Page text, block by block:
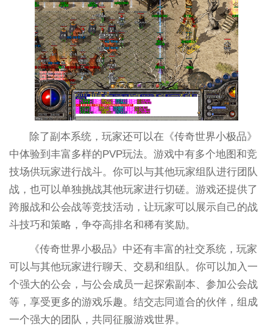
除了副本系统，玩家还可以在《传奇世界小极品》
中体验到丰富多样的PVP玩法。游戏中有多个地图和竞
技场供玩家进行战斗。你可以与其他玩家组队进行团队
战，也可以单独挑战其他玩家进行切磋。游戏还提供了
跨服战和公会战等竞技活动，让玩家可以展示自己的战
斗技巧和策略，争夺高排名和稀有奖励。
《传奇世界小极品》中还有丰富的社交系统，玩家
可以与其他玩家进行聊天、交易和组队。你可以加入一
个强大的公会，与公会成员一起探索副本、参加公会战
等，享受更多的游戏乐趣。结交志同道合的伙伴，组成
一个强大的团队，共同征服游戏世界。